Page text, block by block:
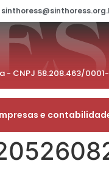
- CNPJ 58.208.463/
e